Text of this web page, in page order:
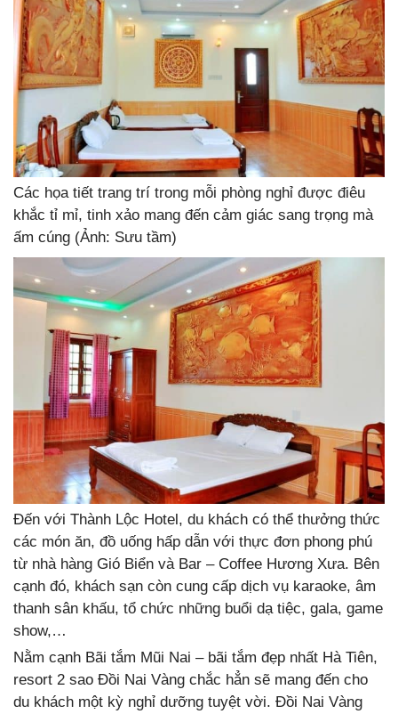
Các họa tiết trang trí trong mỗi phòng nghỉ được điêu
khắc tỉ mỉ, tinh xảo mang đến cảm giác sang trọng mà
ấm cúng (Ảnh: Sưu tầm)
Đến với Thành Lộc Hotel, du khách có thể thưởng thức
các món ăn, đồ uống hấp dẫn với thực đơn phong phú
từ nhà hàng Gió Biển và Bar – Coffee Hương Xưa. Bên
cạnh đó, khách sạn còn cung cấp dịch vụ karaoke, âm
thanh sân khấu, tổ chức những buổi dạ tiệc, gala, game
show,…
Nằm cạnh Bãi tắm Mũi Nai – bãi tắm đẹp nhất Hà Tiên,
resort 2 sao Đồi Nai Vàng chắc hẳn sẽ mang đến cho
du khách một kỳ nghỉ dưỡng tuyệt vời. Đồi Nai Vàng